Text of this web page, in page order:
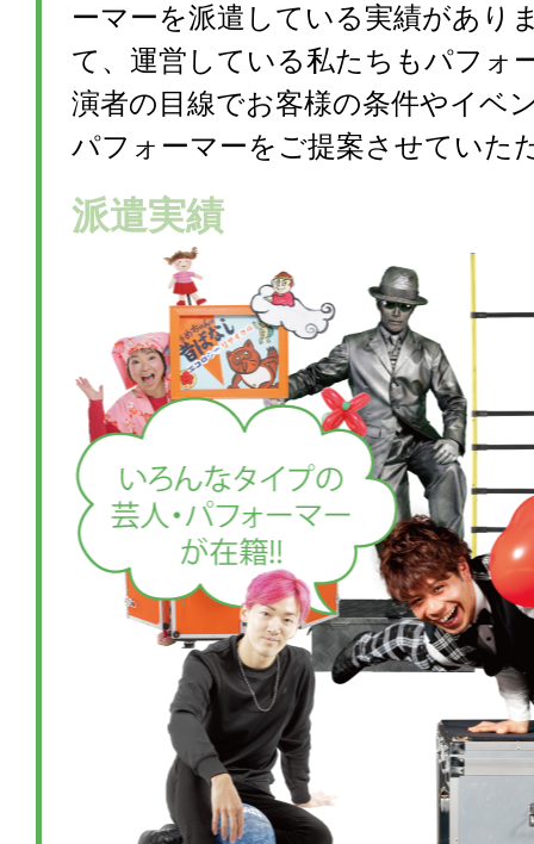
ーマーを派遣している実績があり
て、運営している私たちもパフォ
演者の目線でお客様の条件やイベ
パフォーマーをご提案させていた
派遣実績